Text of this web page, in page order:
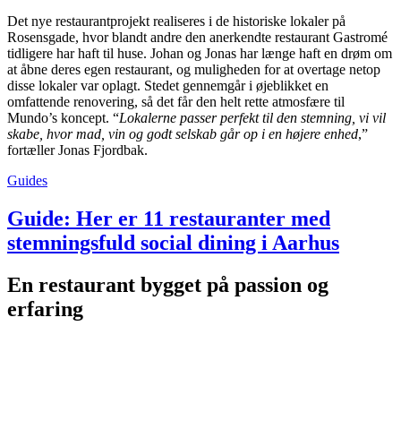
Det nye restaurantprojekt realiseres i de historiske lokaler på
Rosensgade, hvor blandt andre den anerkendte restaurant Gastromé
tidligere har haft til huse. Johan og Jonas har længe haft en drøm om
at åbne deres egen restaurant, og muligheden for at overtage netop
disse lokaler var oplagt. Stedet gennemgår i øjeblikket en
omfattende renovering, så det får den helt rette atmosfære til
Mundo’s koncept. “Lokalerne passer perfekt til den stemning, vi vil
skabe, hvor mad, vin og godt selskab går op i en højere enhed,”
fortæller Jonas Fjordbak.
Guides
Guide: Her er 11 restauranter med
stemningsfuld social dining i Aarhus
En restaurant bygget på passion og
erfaring